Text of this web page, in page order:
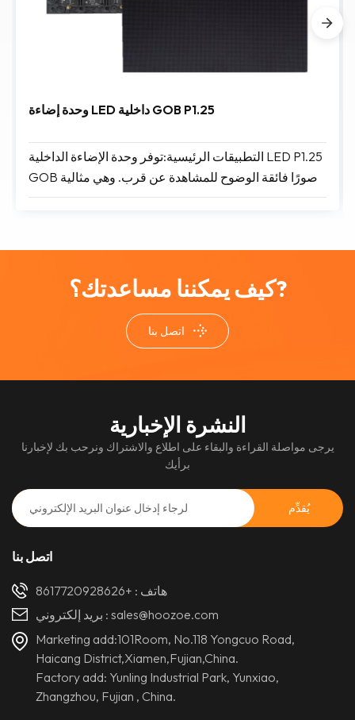
وحدة إضاءة LED داخلية GOB P1.25
التطبيقات الرئيسية:توفر وحدة الإضاءة الداخلية LED P1.25
GOB صورًا فائقة الوضوح للمشاهدة عن قرب. وهي مثالية
للتطبيقات المتميزة التي تتطلب دقة عالية في تفاصيل
كيف يمكننا مساعدتك؟?
اتصل بنا
النشرة الإخبارية
يرجى مواصلة القراءة والبقاء على اطلاع والاشتراك ونرحب بك لإخبارنا
برأيك
اتصل بنا
هاتف : +8617720928626
بريد إلكتروني :sales@hoozoe.com
Marketing add:101Room, No.118 Yongcuo Road,
Haicang District,Xiamen,Fujian,China.
Factory add: Yunling Industrial Park, Yunxiao,
Zhangzhou, Fujian , China.